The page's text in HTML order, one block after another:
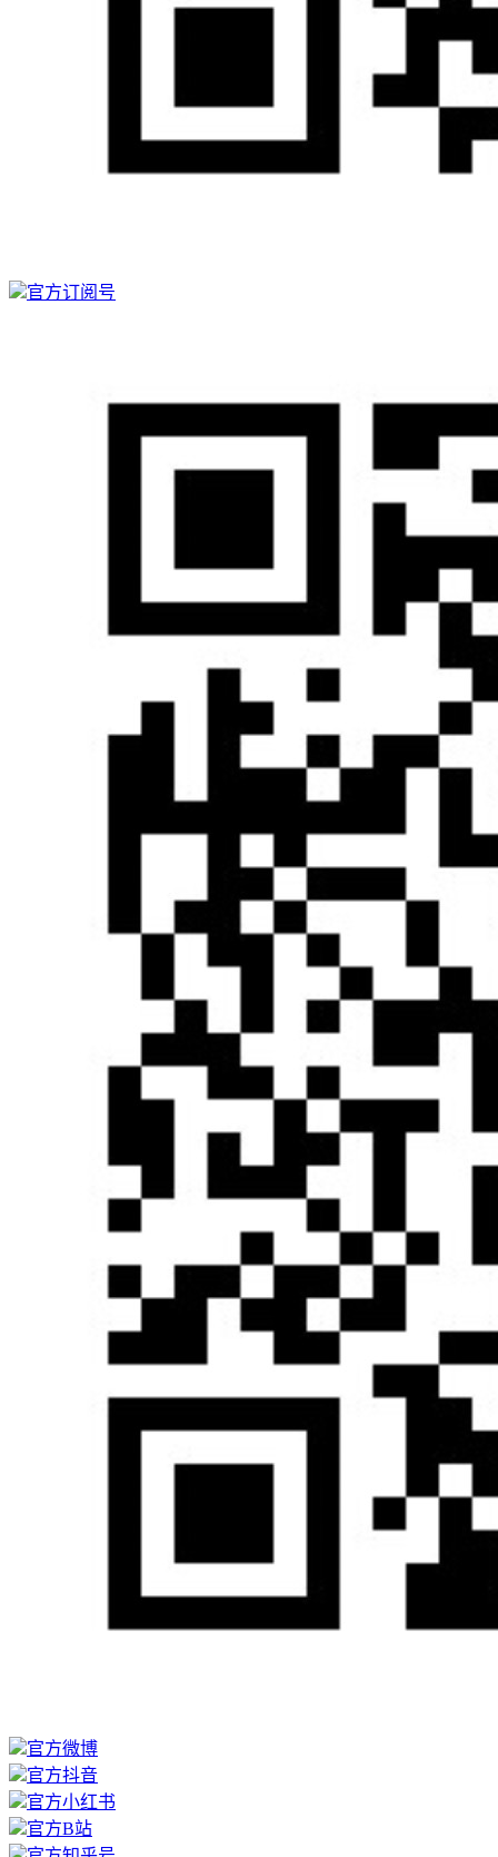
官方订阅号
官方微博
官方抖音
官方小红书
官方B站